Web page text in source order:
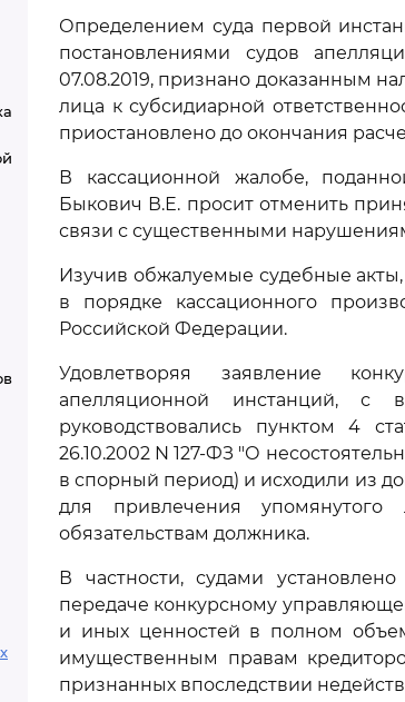
Определением суда первой
постановлениями судов
07.08.2019, признано доказанным
лица к субсидиарной
приостановлено до окончания
В кассационной жалобе,
Быкович В.Е. просит отменить
связи с существенными
Изучив обжалуемые судебные
в порядке кассационного
Российской Федерации.
Удовлетворяя заявление
апелляционной инстанций, с
руководствовались пунктом 4
26.10.2002 N 127-ФЗ "О
в спорный период) и исходили из
для привлечения упомянутого
обязательствам должника.
В частности, судами
передаче конкурсному
и иных ценностей в полном
имущественным правам
признанных впоследствии